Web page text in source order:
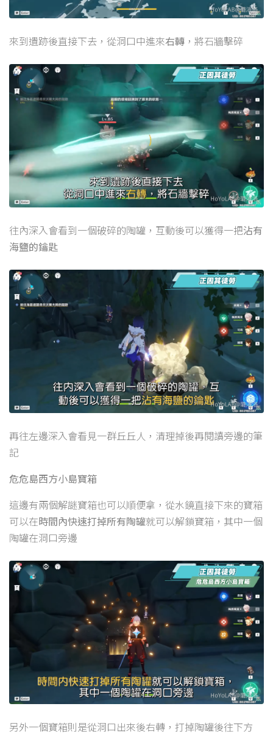
來到遺跡後直接下去，從洞口中進來右轉 ，將石牆擊碎
往內深入會看到一個破碎的陶罐，互動後可以獲得一把沾有
海鹽的鑰匙
再往左邊深入會看見一群丘丘人，清理掉後再閱讀旁邊的筆
記
危危島西方小島寶箱
這邊有兩個解謎寶箱也可以順便拿，從水鏡直接下來的寶箱
可以在時間內快速打掉所有陶罐就可以解鎖寶箱，其中一個
陶罐在洞口旁邊
另外一個寶箱則是從洞口出來後右轉，打掉陶罐後往下方